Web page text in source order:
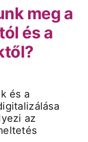
meg a
és a
és a
az